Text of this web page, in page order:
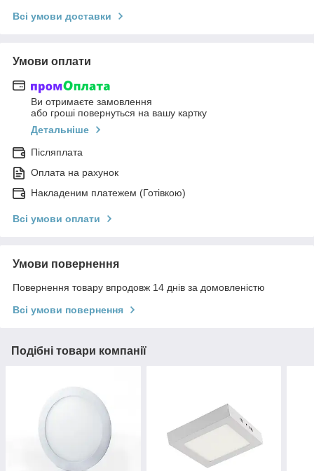
Всі умови доставки
Умови оплати
Ви отримаєте замовлення
або гроші повернуться на вашу картку
Детальніше
Післяплата
Оплата на рахунок
Накладеним платежем (Готівкою)
Всі умови оплати
Умови повернення
Повернення товару впродовж 14 днів за домовленістю
Всі умови повернення
Подібні товари компанії